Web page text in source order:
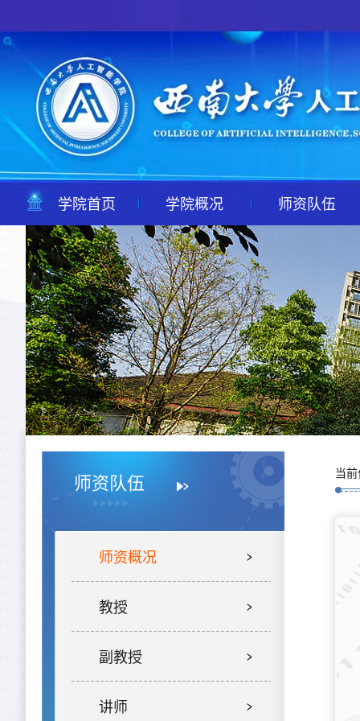
学院首页 学院概况 师资队伍
师资队伍
师资概况
教授
副教授
讲师
当